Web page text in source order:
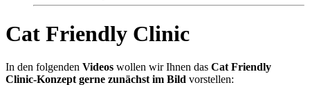
Cat Friendly Clinic
In den folgenden Videos wollen wir Ihnen das Cat Friendly
Clinic-Konzept gerne zunächst im Bild vorstellen: